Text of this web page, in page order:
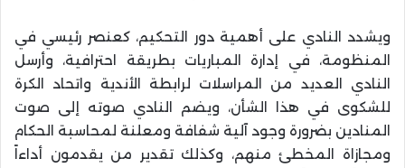
ويشدد النادي على أهمية دور التحكيم، كعنصر رئيسي في
المنظومة، في إدارة المباريات بطريقة احترافية، وأرسل
النادي العديد من المراسلات لرابطة الأندية واتحاد الكرة
للشكوى في هذا الشأن، ويضم النادي صوته إلى صوت
المنادين بضرورة وجود آلية شفافة ومعلنة لمحاسبة الحكام
ومجازاة المخطئ منهم، وكذلك تقدير من يقدمون أداءاً